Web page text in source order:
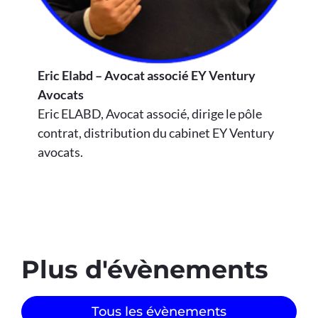
Eric Elabd – Avocat associé EY Ventury
Avocats
Eric ELABD, Avocat associé, dirige le pôle
contrat, distribution du cabinet EY Ventury
avocats.
Plus d'évènements​
Tous les évènements